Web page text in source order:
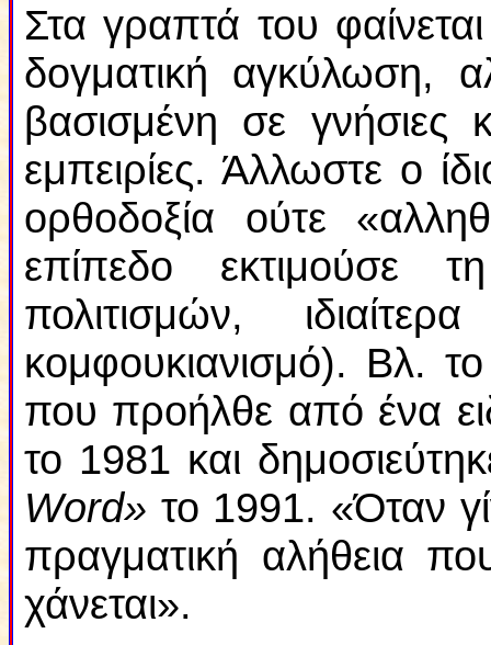
Στα γραπτά του
δογματική αγκύλωση,
βασισμένη σε γνήσιες
εμπειρίες. Άλλωστε ο
ορθοδοξία ούτε
επίπεδο εκτιμούσε
πολιτισμών,
κομφουκιανισμό). Βλ.
που προήλθε από ένα
το 1981 και
Word» το 1991. «Όταν
πραγματική αλήθεια
χάνεται».